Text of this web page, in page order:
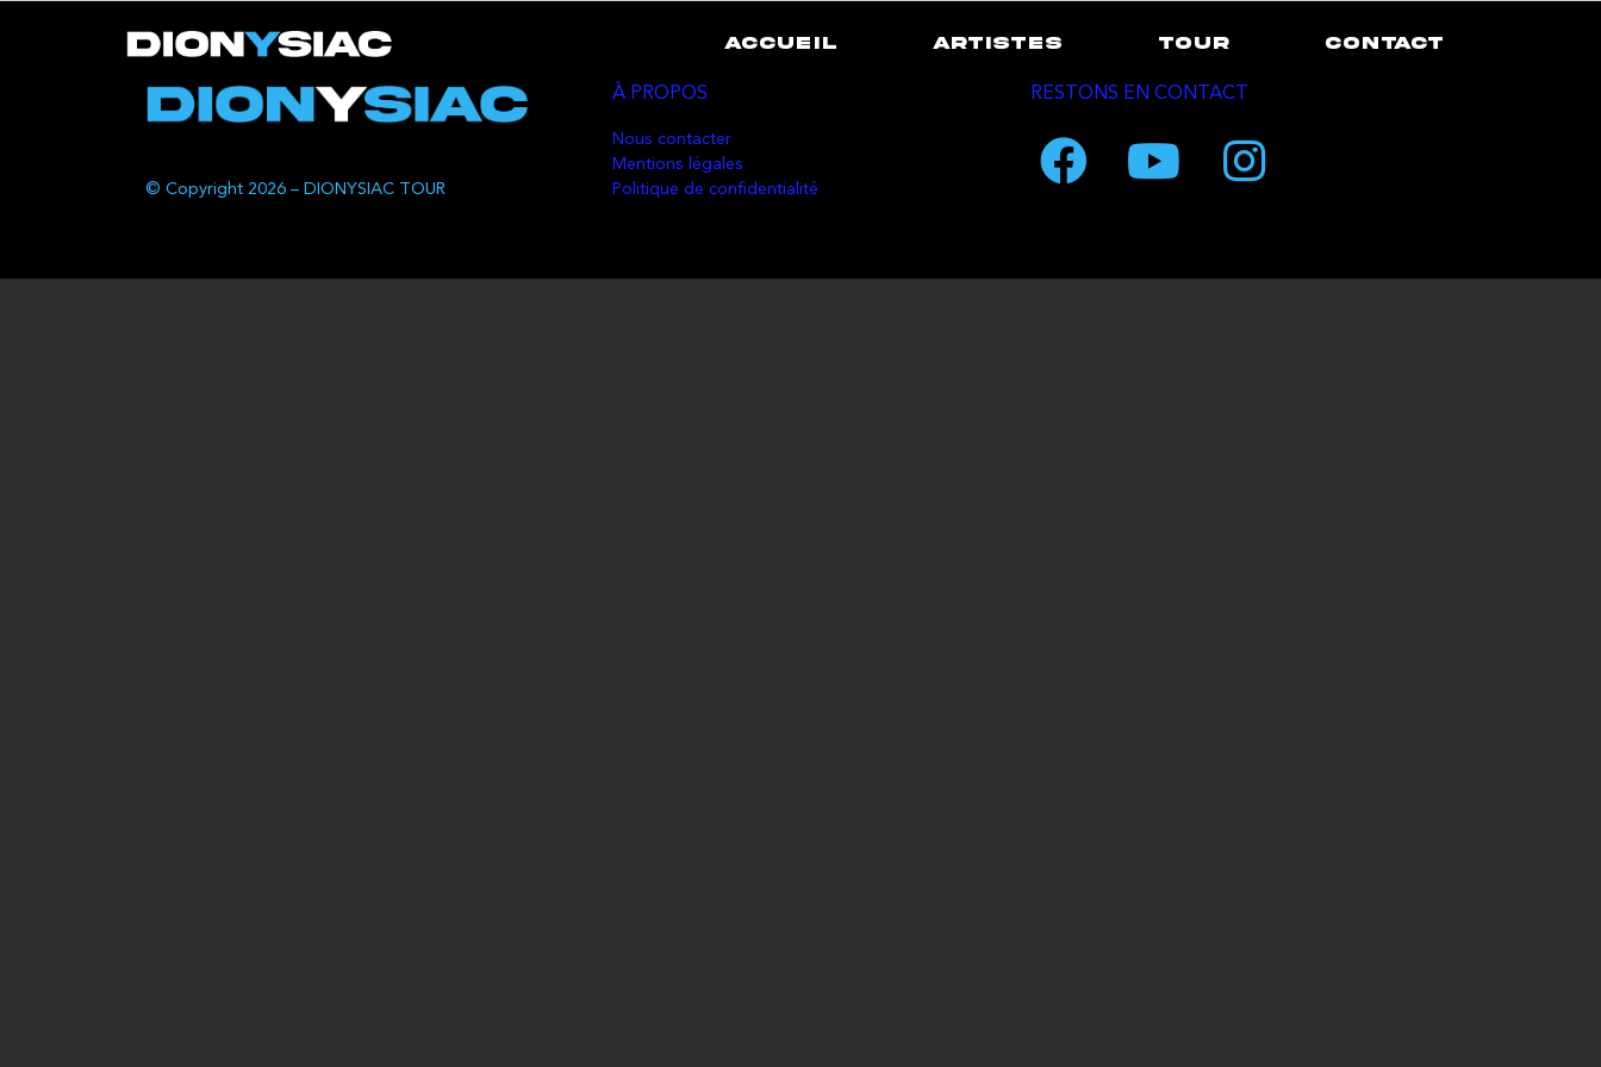
ACCUEIL ARTISTES TOUR CONTACT
© Copyright 2026 – DIONYSIAC TOUR
À PROPOS
Nous contacter
Mentions légales
Politique de confidentialité
RESTONS EN CONTACT